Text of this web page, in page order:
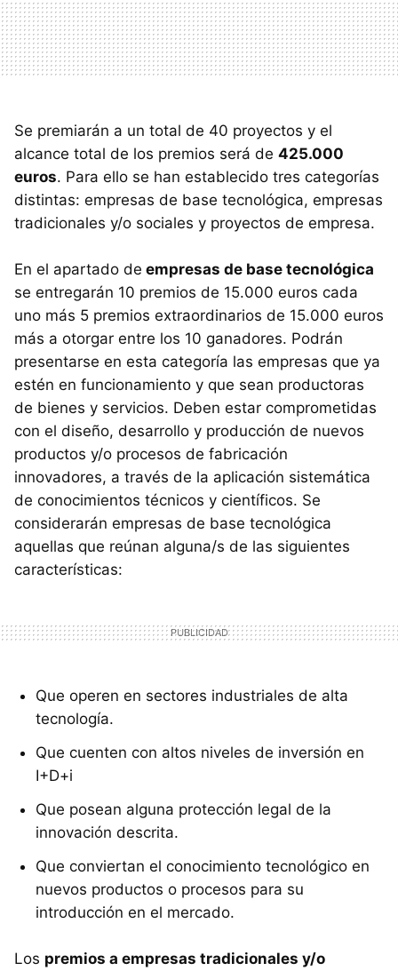
Se premiarán a un total de 40 proyectos y el
alcance total de los premios será de 425.000
euros. Para ello se han establecido tres categorías
distintas: empresas de base tecnológica, empresas
tradicionales y/o sociales y proyectos de empresa.
En el apartado de empresas de base tecnológica
se entregarán 10 premios de 15.000 euros cada
uno más 5 premios extraordinarios de 15.000 euros
más a otorgar entre los 10 ganadores. Podrán
presentarse en esta categoría las empresas que ya
estén en funcionamiento y que sean productoras
de bienes y servicios. Deben estar comprometidas
con el diseño, desarrollo y producción de nuevos
productos y/o procesos de fabricación
innovadores, a través de la aplicación sistemática
de conocimientos técnicos y científicos. Se
considerarán empresas de base tecnológica
aquellas que reúnan alguna/s de las siguientes
características:
Que operen en sectores industriales de alta
tecnología.
Que cuenten con altos niveles de inversión en
I+D+i
Que posean alguna protección legal de la
innovación descrita.
Que conviertan el conocimiento tecnológico en
nuevos productos o procesos para su
introducción en el mercado.
Los premios a empresas tradicionales y/o